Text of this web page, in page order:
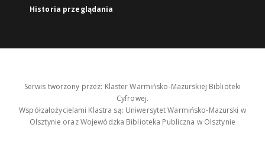
Historia przeglądania
Serwis tworzony przez: Klaster Warmińsko-Mazurskiej Biblioteki
Cyfrowej.
Współzałożycielami Klastra są: Uniwersytet Warmińsko-Mazurski w
Olsztynie oraz Wojewódzka Biblioteka Publiczna w Olsztynie